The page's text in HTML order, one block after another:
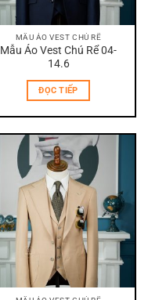
MẪU ÁO VEST CHÚ RỂ
Mẫu Áo Vest Chú Rể 04-
14.6
ĐỌC TIẾP